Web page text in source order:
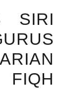
SIRI
FIQH